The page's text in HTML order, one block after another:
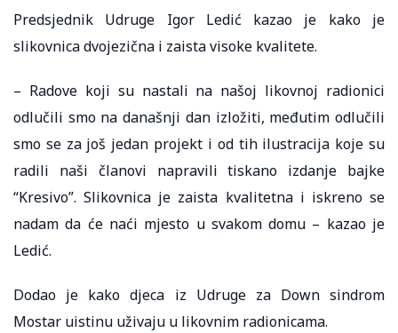
Predsjednik Udruge Igor Ledić kazao je kako je
slikovnica dvojezična i zaista visoke kvalitete.
– Radove koji su nastali na našoj likovnoj radionici
odlučili smo na današnji dan izložiti, međutim odlučili
smo se za još jedan projekt i od tih ilustracija koje su
radili naši članovi napravili tiskano izdanje bajke
“Kresivo”. Slikovnica je zaista kvalitetna i iskreno se
nadam da će naći mjesto u svakom domu – kazao je
Ledić.
Dodao je kako djeca iz Udruge za Down sindrom
Mostar uistinu uživaju u likovnim radionicama.